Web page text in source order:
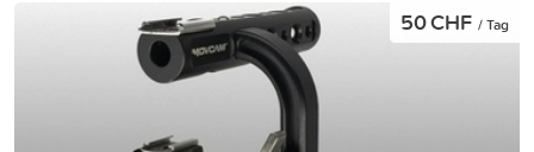
50 CHF / Tag